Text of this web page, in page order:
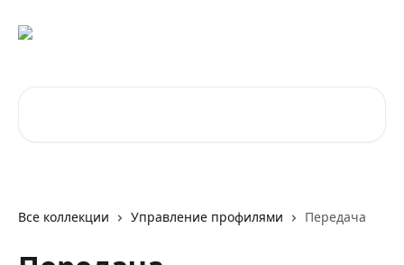
Все коллекции Управление профилями Передача